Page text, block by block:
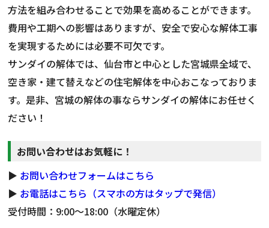
方法を組み合わせることで効果を高めることができます。
費用や工期への影響はありますが、安全で安心な解体工事
を実現するためには必要不可欠です。
サンダイの解体では、仙台市と中心とした宮城県全域で、
空き家・建て替えなどの住宅解体を中心おこなっておりま
す。是非、宮城の解体の事ならサンダイの解体にお任せく
ださい！
お問い合わせはお気軽に！
▶ お問い合わせフォームはこちら
▶ お電話はこちら（スマホの方はタップで発信）
受付時間：9:00～18:00（水曜定休）